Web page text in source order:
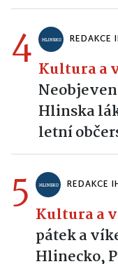
4 REDAKCE
Kultura a
Hlinska
letní
5 REDAKCE
Kultura a
pátek a
Hlinecko,